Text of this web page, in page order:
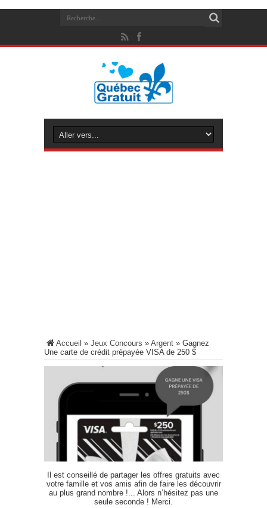
Accueil » Jeux Concours » Argent » Gagnez
Une carte de crédit prépayée VISA de 250 $
Il est conseillé de partager les offres gratuits avec
votre famille et vos amis afin de faire les découvrir
au plus grand nombre !... Alors n’hésitez pas une
seule seconde ! Merci.